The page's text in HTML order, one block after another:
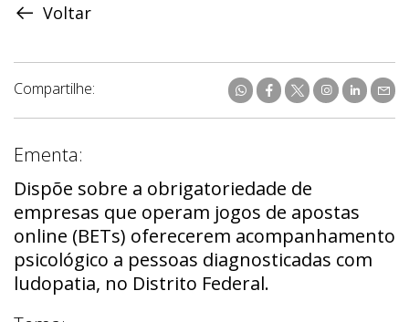
Voltar
Compartilhe:
Ementa:
Dispõe sobre a obrigatoriedade de
empresas que operam jogos de apostas
online (BETs) oferecerem acompanhamento
psicológico a pessoas diagnosticadas com
ludopatia, no Distrito Federal.